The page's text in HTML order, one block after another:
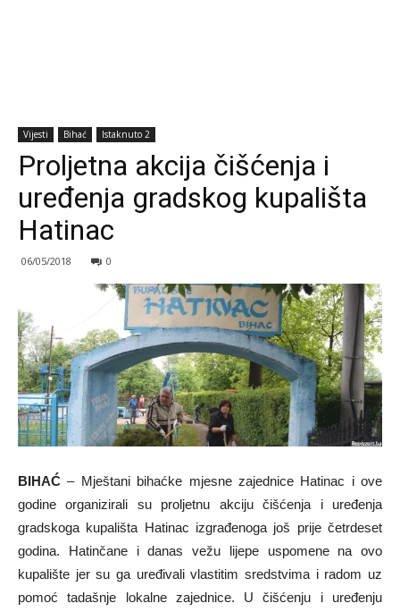
Vijesti Bihać Istaknuto 2
Proljetna akcija čišćenja i
uređenja gradskog kupališta
Hatinac
06/05/2018 0
BIHAĆ – Mještani bihaćke mjesne zajednice Hatinac i ove
godine organizirali su proljetnu akciju čišćenja i uređenja
gradskoga kupališta Hatinac izgrađenoga još prije četrdeset
godina. Hatinčane i danas vežu lijepe uspomene na ovo
kupalište jer su ga uređivali vlastitim sredstvima i radom uz
pomoć tadašnje lokalne zajednice. U čišćenju i uređenju